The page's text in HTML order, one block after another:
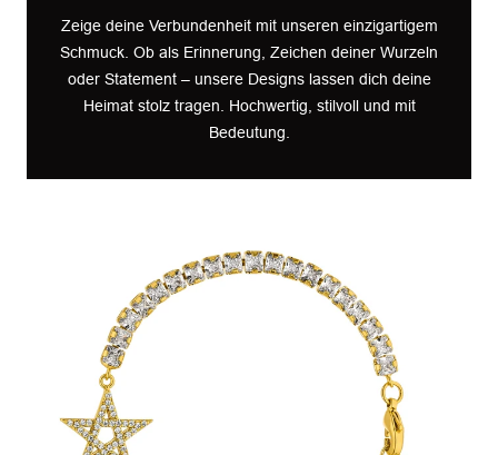
Zeige deine Verbundenheit mit unseren einzigartigem
Schmuck. Ob als Erinnerung, Zeichen deiner Wurzeln
oder Statement – unsere Designs lassen dich deine
Heimat stolz tragen. Hochwertig, stilvoll und mit
Bedeutung.